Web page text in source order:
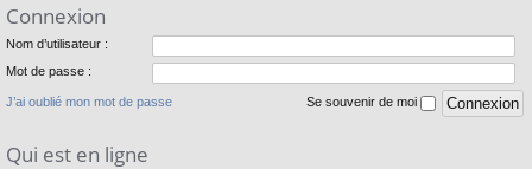
Connexion
Nom d’utilisateur :
Mot de passe :
J’ai oublié mon mot de passe Se souvenir de moi
Qui est en ligne